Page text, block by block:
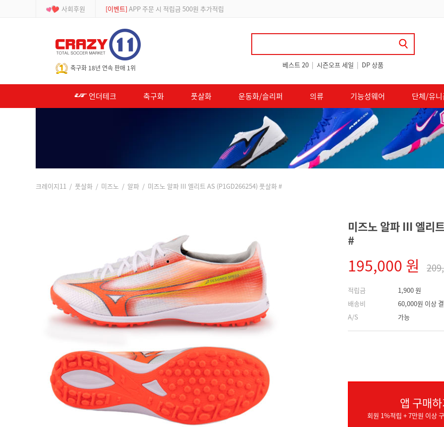
사회후원 [등급제] 회원가입 시 최대 2% 적립 및 할인 쿠폰 지급
축구화 18년 연속 판매 1위 베스트 20 | 시즌오프 세일 | DP 상품
언더테크 축구화 풋살화 운동화/슬리퍼 의류 기능성웨어 단체/유
크레이지11 / 풋살화 / 미즈노 / 알파 / 미즈노 알파 III 엘리트 AS (P1GD266254) 풋살화 #
미즈노 알파 III 엘리
#
195,000 원
적립금
배송비
A/S
1,900 원
60,000원 이상
가능
앱 구매
회원 1%적립 + 7만원 이상